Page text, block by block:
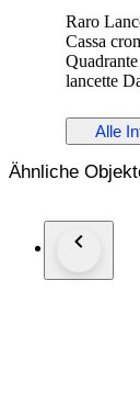
Raro
Cassa
lancette
Corona,
Orologio
Alle
Ähnliche